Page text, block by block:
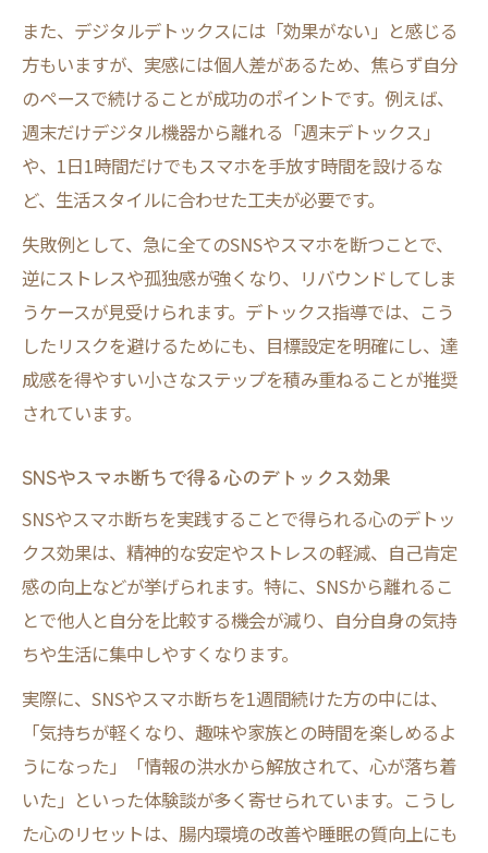
また、デジタルデトックスには「効果がない」と感じる
方もいますが、実感には個人差があるため、焦らず自分
のペースで続けることが成功のポイントです。例えば、
週末だけデジタル機器から離れる「週末デトックス」
や、1日1時間だけでもスマホを手放す時間を設けるな
ど、生活スタイルに合わせた工夫が必要です。
失敗例として、急に全てのSNSやスマホを断つことで、
逆にストレスや孤独感が強くなり、リバウンドしてしま
うケースが見受けられます。デトックス指導では、こう
したリスクを避けるためにも、目標設定を明確にし、達
成感を得やすい小さなステップを積み重ねることが推奨
されています。
SNSやスマホ断ちで得る心のデトックス効果
SNSやスマホ断ちを実践することで得られる心のデトッ
クス効果は、精神的な安定やストレスの軽減、自己肯定
感の向上などが挙げられます。特に、SNSから離れるこ
とで他人と自分を比較する機会が減り、自分自身の気持
ちや生活に集中しやすくなります。
実際に、SNSやスマホ断ちを1週間続けた方の中には、
「気持ちが軽くなり、趣味や家族との時間を楽しめるよ
うになった」「情報の洪水から解放されて、心が落ち着
いた」といった体験談が多く寄せられています。こうし
た心のリセットは、腸内環境の改善や睡眠の質向上にも